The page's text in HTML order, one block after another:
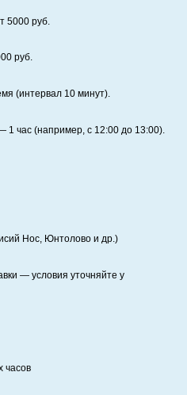
5000 руб.
руб.
(интервал 10 минут).
1 час (например, с 12:00 до 13:00).
Нос, Юнтолово и др.)
— условия уточняйте у
часов